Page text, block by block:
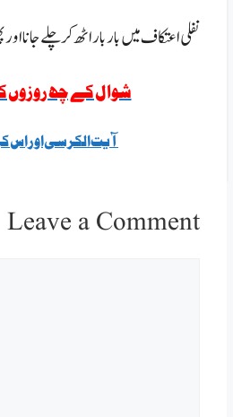
نفلی اعتکاف میں بار بار اٹھ کر چلے جانا
شوال کے چھ
آیت الکرسی اور
Leave a Comment